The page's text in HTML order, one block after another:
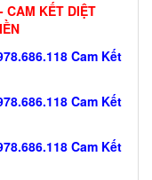
CAM KẾT DIỆT
Cam Kết
Cam Kết
Cam Kết